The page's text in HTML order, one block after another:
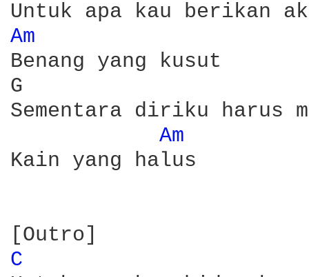
Am
Benang yang kusut
G
Sementara diriku harus
Am
Kain yang halus
C